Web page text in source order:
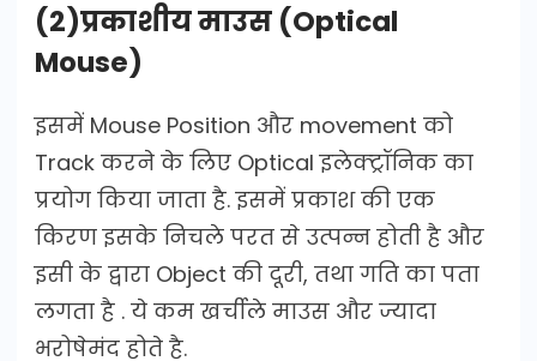
(2)प्रकाशीय माउस (Optical
Mouse)
इसमें Mouse Position और movement को
Track करने के लिए Optical इलेक्ट्रॉनिक का
प्रयोग किया जाता है. इसमें प्रकाश की एक
किरण इसके निचले परत से उत्पन्न होती है और
इसी के द्वारा Object की दूरी, तथा गति का पता
लगता है . ये कम खर्चीले माउस और ज्यादा
भरोषेमंद होते है.